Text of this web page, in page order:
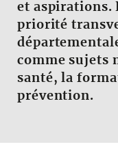
et aspirations.
priorité
comme sujets
santé, la
prévention.